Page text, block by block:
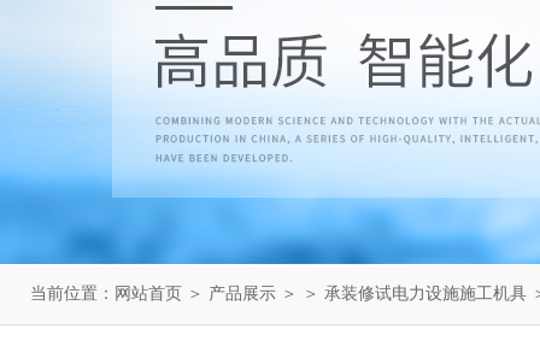
当前位置： 网站首页 ＞ 产品展示 ＞ ＞ 承装修试电力设施施工机具